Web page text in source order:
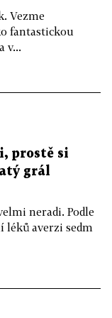
Vezme
fantastickou
v...
prostě si
grál
neradi. Podle
léků averzi sedm